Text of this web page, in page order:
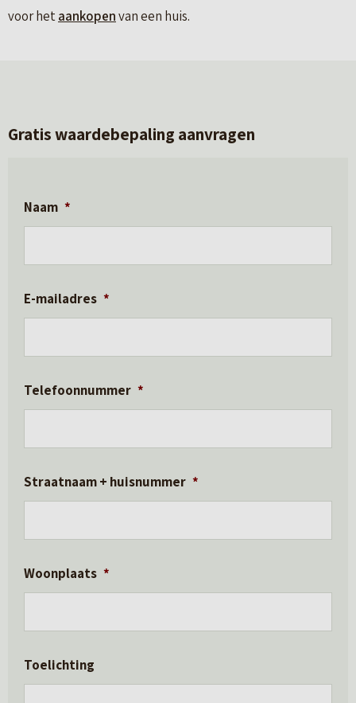
voor hetaankopenvan een huis.
Gratis waardebepaling aanvragen
Naam *
E-mailadres *
Telefoonnummer *
Straatnaam + huisnummer *
Woonplaats *
Toelichting